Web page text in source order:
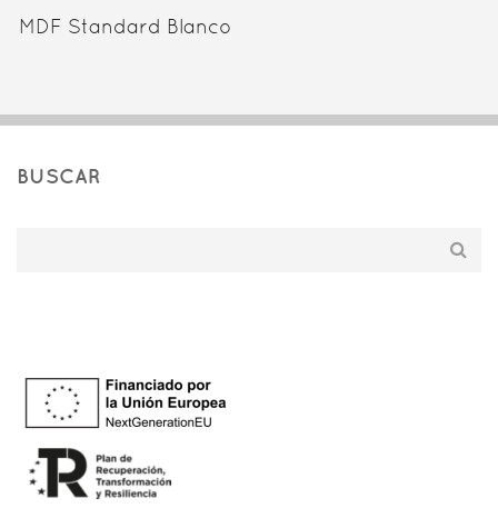
MDF Standard Blanco
BUSCAR